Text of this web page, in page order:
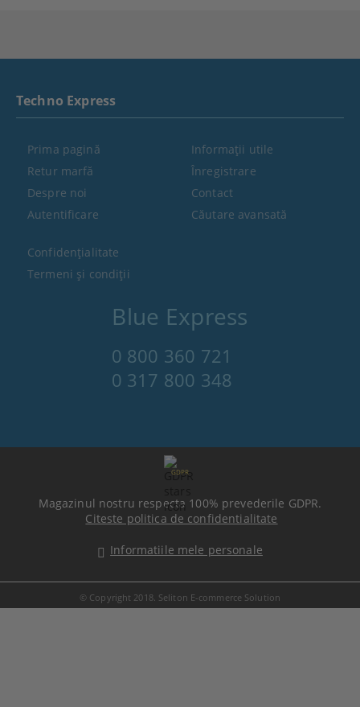
Blue Express
0 800 360 721
0 317 800 348
Techno Express
Prima pagină
Retur marfă
Despre noi
Autentificare
Informaţii utile
Înregistrare
Contact
Căutare avansată
Confidenţialitate
Termeni şi condiţii
GDPR
Magazinul nostru respecta 100% prevederile GDPR.
Citeste politica de confidentialitate
Informatiile mele personale
© Copyright 2018. Seliton E-commerce Solution